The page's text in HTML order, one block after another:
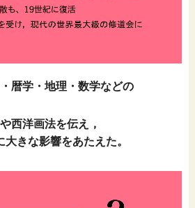
暦学・地理・数学などの
西洋画法を伝え，
大きな影響をあたえた。